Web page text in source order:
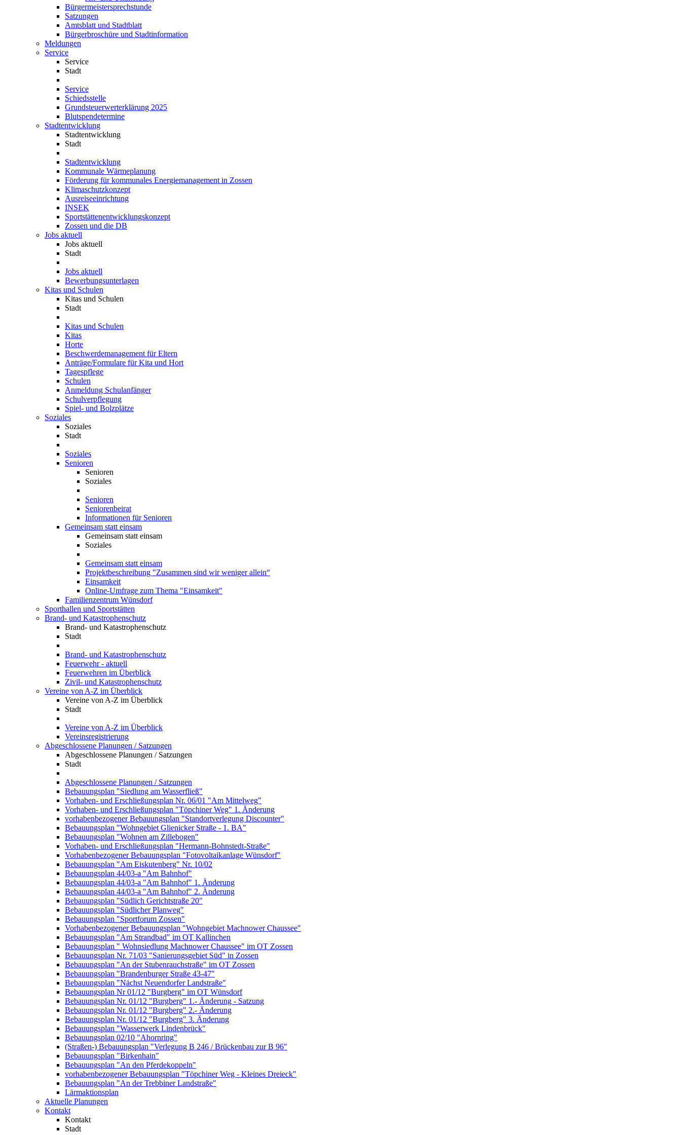
Bürgermeistersprechstunde
Satzungen
Amtsblatt und Stadtblatt
Bürgerbroschüre und Stadtinformation
Meldungen
Service
Service
Stadt
Service
Schiedsstelle
Grundsteuerwerterklärung 2025
Blutspendetermine
Stadtentwicklung
Stadtentwicklung
Stadt
Stadtentwicklung
Kommunale Wärmeplanung
Förderung für kommunales Energiemanagement in Zossen
Klimaschutzkonzept
Ausreiseeinrichtung
INSEK
Sportstättenentwicklungskonzept
Zossen und die DB
Jobs aktuell
Jobs aktuell
Stadt
Jobs aktuell
Bewerbungsunterlagen
Kitas und Schulen
Kitas und Schulen
Stadt
Kitas und Schulen
Kitas
Horte
Beschwerdemanagement für Eltern
Anträge/Formulare für Kita und Hort
Tagespflege
Schulen
Anmeldung Schulanfänger
Schulverpflegung
Spiel- und Bolzplätze
Soziales
Soziales
Stadt
Soziales
Senioren
Senioren
Soziales
Senioren
Seniorenbeirat
Informationen für Senioren
Gemeinsam statt einsam
Gemeinsam statt einsam
Soziales
Gemeinsam statt einsam
Projektbeschreibung "Zusammen sind wir weniger allein“
Einsamkeit
Online-Umfrage zum Thema "Einsamkeit"
Familienzentrum Wünsdorf
Sporthallen und Sportstätten
Brand- und Katastrophenschutz
Brand- und Katastrophenschutz
Stadt
Brand- und Katastrophenschutz
Feuerwehr - aktuell
Feuerwehren im Überblick
Zivil- und Katastrophenschutz
Vereine von A-Z im Überblick
Vereine von A-Z im Überblick
Stadt
Vereine von A-Z im Überblick
Vereinsregistrierung
Abgeschlossene Planungen / Satzungen
Abgeschlossene Planungen / Satzungen
Stadt
Abgeschlossene Planungen / Satzungen
Bebauungsplan "Siedlung am Wasserfließ"
Vorhaben- und Erschließungsplan Nr. 06/01 "Am Mittelweg"
Vorhaben- und Erschließungsplan "Töpchiner Weg" 1. Änderung
vorhabenbezogener Bebauungsplan "Standortverlegung Discounter"
Bebauungsplan "Wohngebiet Glienicker Straße - 1. BA"
Bebauungsplan "Wohnen am Zillebogen"
Vorhaben- und Erschließungsplan "Hermann-Bohnstedt-Straße"
Vorhabenbezogener Bebauungsplan "Fotovoltaikanlage Wünsdorf"
Bebauungsplan "Am Eiskutenberg" Nr. 10/02
Bebauungsplan 44/03-a "Am Bahnhof"
Bebauungsplan 44/03-a "Am Bahnhof" 1. Änderung
Bebauungsplan 44/03-a "Am Bahnhof" 2. Änderung
Bebauungsplan "Südlich Gerichtstraße 20"
Bebauungsplan "Südlicher Planweg"
Bebauungsplan "Sportforum Zossen"
Vorhabenbezogener Bebauungsplan "Wohngebiet Machnower Chaussee"
Bebauungsplan "Am Strandbad" im OT Kallinchen
Bebauungsplan " Wohnsiedlung Machnower Chaussee" im OT Zossen
Bebauungsplan Nr. 71/03 "Sanierungsgebiet Süd" in Zossen
Bebauungsplan "An der Stubenrauchstraße" im OT Zossen
Bebauungsplan "Brandenburger Straße 43-47"
Bebauungsplan "Nächst Neuendorfer Landstraße"
Bebauungsplan Nr 01/12 "Burgberg" im OT Wünsdorf
Bebauungsplan Nr. 01/12 "Burgberg" 1.- Änderung - Satzung
Bebauungsplan Nr. 01/12 "Burgberg" 2.- Änderung
Bebauungsplan Nr. 01/12 "Burgberg" 3. Änderung
Bebauungsplan "Wasserwerk Lindenbrück"
Bebauungsplan 02/10 "Ahornring"
(Straßen-) Bebauungsplan "Verlegung B 246 / Brückenbau zur B 96"
Bebauungsplan "Birkenhain"
Bebauungsplan "An den Pferdekoppeln"
vorhabenbezogener Bebauungsplan "Töpchiner Weg - Kleines Dreieck"
Bebauungsplan "An der Trebbiner Landstraße"
Lärmaktionsplan
Aktuelle Planungen
Kontakt
Kontakt
Stadt